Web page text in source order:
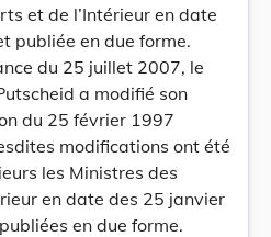
et de l’Intérieur en date
publiée en due forme.
du 25 juillet 2007, le
a modifié son
du 25 février 1997
modifications ont été
les Ministres des
en date des 25 janvier
en due forme.